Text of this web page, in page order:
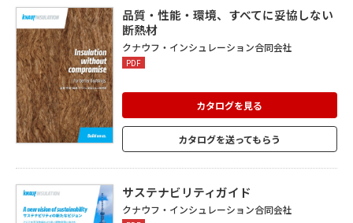
品質・性能・環境、すべてに妥協しない
断熱材
クナウフ・インシュレーション合同会社
PDF
カタログを見る
カタログを送ってもらう
サステナビリティガイド
クナウフ・インシュレーション合同会社